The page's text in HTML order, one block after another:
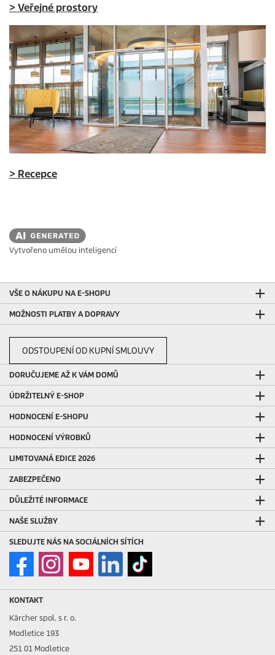
> Veřejné prostory
> Recepce
Vytvořeno umělou inteligencí
VŠE O NÁKUPU NA E-SHOPU
MOŽNOSTI PLATBY A DOPRAVY
ODSTOUPENÍ OD KUPNÍ SMLOUVY
DORUČUJEME AŽ K VÁM DOMŮ
ÚDRŽITELNÝ E-SHOP
HODNOCENÍ E-SHOPU
HODNOCENÍ VÝROBKŮ
LIMITOVANÁ EDICE 2026
ZABEZPEČENO
DŮLEŽITÉ INFORMACE
NAŠE SLUŽBY
SLEDUJTE NÁS NA SOCIÁLNÍCH SÍTÍCH
KONTAKT
Kärcher spol. s r. o.
Modletice 193
251 01 Modletice